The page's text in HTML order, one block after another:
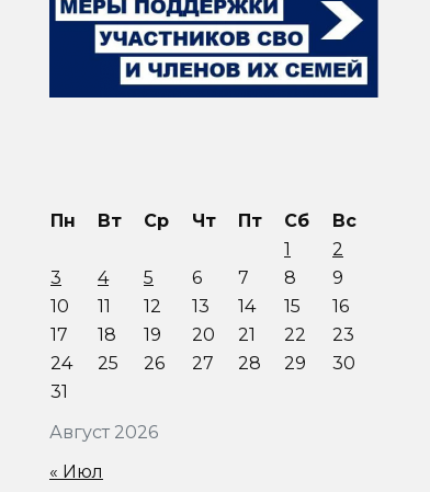
Август 2026
Пн Вт Ср Чт Пт Сб
Вс
1
2
3
4 5 6 7 8
9
10
11 12 13 14 15
16
17
18 19 20 21 22
23
24
25 26 27 28 29
30
31
« Июл